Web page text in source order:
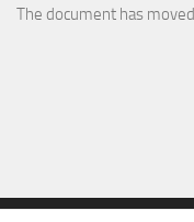
The document has moved